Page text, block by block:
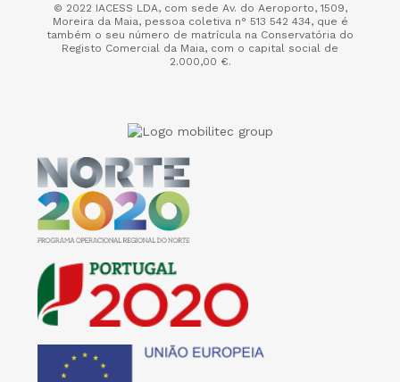
© 2022 IACESS LDA, com sede Av. do Aeroporto, 1509,
Moreira da Maia, pessoa coletiva n° 513 542 434, que é
também o seu número de matrícula na Conservatória do
Registo Comercial da Maia, com o capital social de
2.000,00 €.